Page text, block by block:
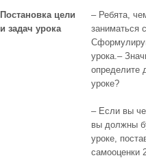
Постановка цели
и задач урока
– Ребята,
заниматься
урока.–
определите
уроке?
– Если вы
вы должны
уроке,
самооценки